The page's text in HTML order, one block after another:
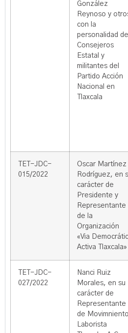
González
Reynoso y
con la
personalidad de
Consejeros
Estatal y
militantes del
Partido Acción
Nacional en
Tlaxcala
TET-JDC-
015/2022
Oscar Martínez
Rodríguez, en
carácter de
Presidente y
Representante
de la
Organización
«Via
Activa Tlaxcala»
TET-JDC-
027/2022
Nanci Ruiz
Morales, en su
carácter de
Representante
de Movimniento
Laborista